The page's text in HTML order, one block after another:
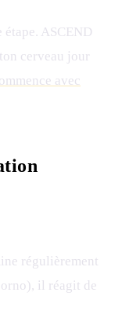
ASCEND
cerveau jour
avec
régulièrement
il réagit de